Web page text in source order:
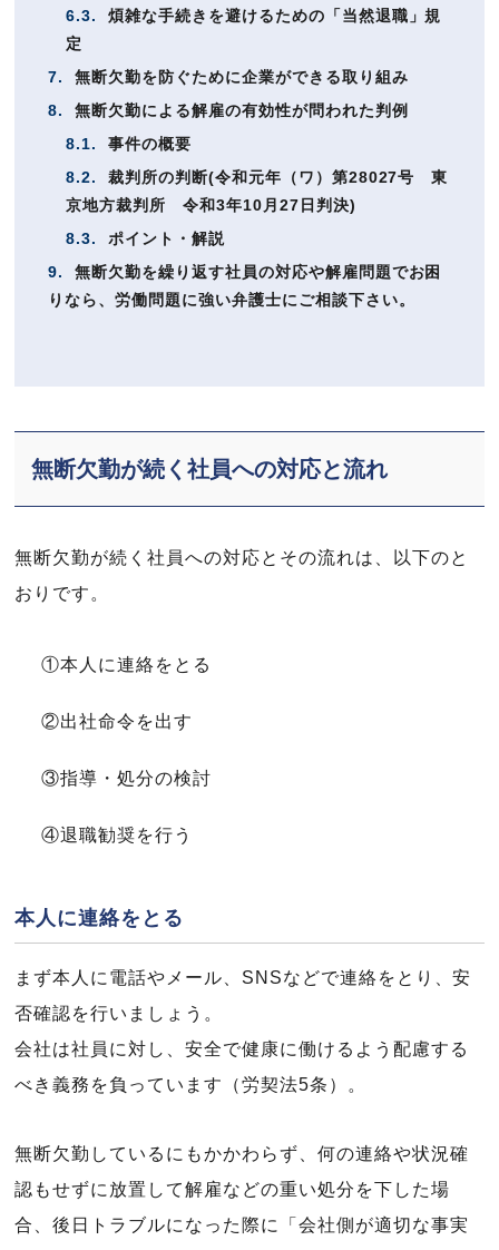
6.3.
煩雑な手続きを避けるための「当然退職」規
定
7.
無断欠勤を防ぐために企業ができる取り組み
8.
無断欠勤による解雇の有効性が問われた判例
8.1.
事件の概要
8.2.
裁判所の判断(令和元年（ワ）第28027号 東
京地方裁判所 令和3年10月27日判決)
8.3.
ポイント・解説
9.
無断欠勤を繰り返す社員の対応や解雇問題でお困
りなら、労働問題に強い弁護士にご相談下さい。
無断欠勤が続く社員への対応と流れ
無断欠勤が続く社員への対応とその流れは、以下のと
おりです。
①本人に連絡をとる
②出社命令を出す
③指導・処分の検討
④退職勧奨を行う
本人に連絡をとる
まず本人に電話やメール、SNSなどで連絡をとり、安
否確認を行いましょう。
会社は社員に対し、安全で健康に働けるよう配慮する
べき義務を負っています（労契法5条）。
無断欠勤しているにもかかわらず、何の連絡や状況確
認もせずに放置して解雇などの重い処分を下した場
合、後日トラブルになった際に「会社側が適切な事実